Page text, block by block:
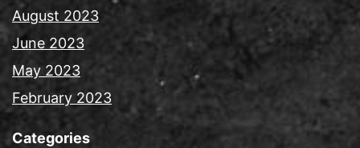
August 2023
June 2023
May 2023
February 2023
Categories